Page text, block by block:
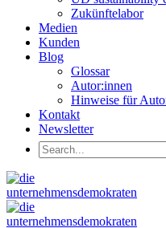
Zukünftelabor
Medien
Kunden
Blog
Glossar
Autor:innen
Hinweise für
Kontakt
Newsletter